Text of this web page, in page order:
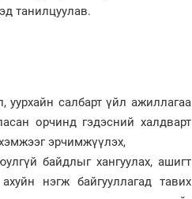
танилцуулав.
уурхайн салбарт үйл ажиллагаа
орчинд гэдэсний халдварт
эрчимжүүлэх,
байдлыг хангуулах, ашигт
нэгж байгууллагад тавих